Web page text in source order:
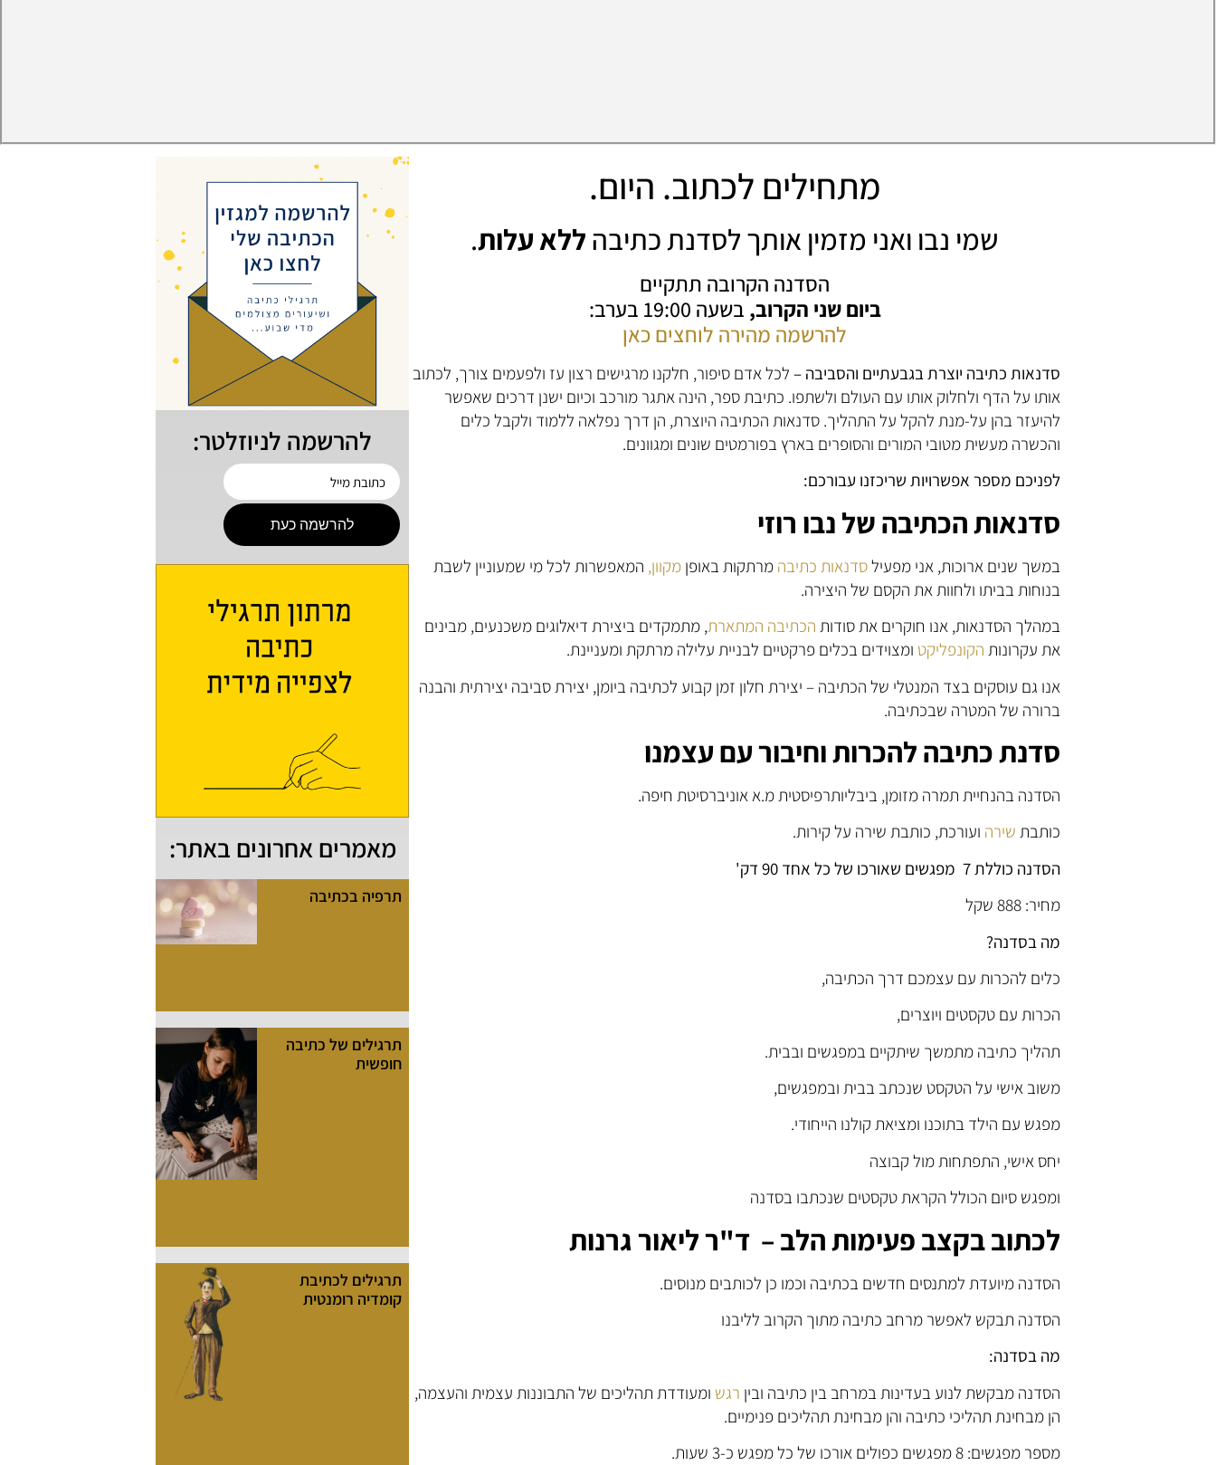
מתחילים לכתוב. היום.
שמי נבו ואני מזמין אותך לסדנת כתיבהללא עלות.
הסדנה הקרובה תתקיים
ביום שני הקרוב, בשעה 19:00 בערב:
להרשמה מהירה לוחצים כאן
סדנאות כתיבה יוצרת בגבעתיים והסביבה – לכל אדם סיפור, חלקנו מרגישים רצון עז ולפעמים צורך, לכתוב
אותו על הדף ולחלוק אותו עם העולם ולשתפו. כתיבת ספר, הינה אתגר מורכב וכיום ישנן דרכים שאפשר
להיעזר בהן על-מנת להקל על התהליך. סדנאות הכתיבה היוצרת, הן דרך נפלאה ללמוד ולקבל כלים
והכשרה מעשית מטובי המורים והסופרים בארץ בפורמטים שונים ומגוונים.
לפניכם מספר אפשרויות שריכזנו עבורכם:
סדנאות הכתיבה של נבו רוזי
במשך שנים ארוכות, אני מפעילסדנאות כתיבה מרתקות באופן מקוון, המאפשרות לכל מי שמעוניין לשבת
בנוחות בביתו ולחוות את הקסם של היצירה.
במהלך הסדנאות, אנו חוקרים את סודות הכתיבה המתארת, מתמקדים ביצירת דיאלוגים משכנעים, מבינים
את עקרונות הקונפליקט ומצוידים בכלים פרקטיים לבניית עלילה מרתקת ומעניינת.
אנו גם עוסקים בצד המנטלי של הכתיבה – יצירת חלון זמן קבוע לכתיבה ביומן, יצירת סביבה יצירתית והבנה
ברורה של המטרה שבכתיבה.
סדנת כתיבה להכרות וחיבור עם עצמנו
הסדנה בהנחיית תמרה מזומן, ביבליותרפיסטית מ.א אוניברסיטת חיפה.
כותבת שירה ועורכת, כותבת שירה על קירות.
הסדנה כוללת 7 מפגשים שאורכו של כל אחד 90 דק'
מחיר: 888 שקל
מה בסדנה?
כלים להכרות עם עצמכם דרך הכתיבה,
הכרות עם טקסטים ויוצרים,
תהליך כתיבה מתמשך שיתקיים במפגשים ובבית.
משוב אישי על הטקסט שנכתב בבית ובמפגשים,
מפגש עם הילד בתוכנו ומציאת קולנו הייחודי.
יחס אישי, התפתחות מול קבוצה
ומפגש סיום הכולל הקראת טקסטים שנכתבו בסדנה
לכתוב בקצב פעימות הלב – ד"ר ליאור גרנות
הסדנה מיועדת למתנסים חדשים בכתיבה וכמו כן לכותבים מנוסים.
הסדנה תבקש לאפשר מרחב כתיבה מתוך הקרוב לליבנו
מה בסדנה:
הסדנה מבקשת לנוע בעדינות במרחב בין כתיבה ובין רגש ומעודדת תהליכים של התבוננות עצמית והעצמה,
הן מבחינת תהליכי כתיבה והן מבחינת תהליכים פנימיים.
מספר מפגשים: 8 מפגשים כפולים אורכו של כל מפגש כ-3 שעות.
להרשמה לניוזלטר:
להרשמה כעת
מאמרים אחרונים באתר:
תרפיה בכתיבה
תרגילים של כתיבה
חופשית
תרגילים לכתיבת
קומדיה רומנטית